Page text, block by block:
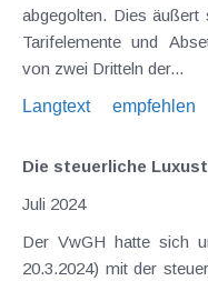
abgegolten. Dies
Tarifelemente und
von zwei Dritteln der...
Langtext
empfehlen
Die steuerliche
Juli 2024
Der VwGH hatte sich
20.3.2024) mit der